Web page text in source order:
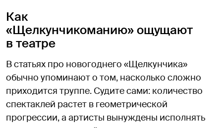
Как
«Щелкунчикоманию» ощущают
в театре
В статьях про новогоднего «Щелкунчика»
обычно упоминают о том, насколько сложно
приходится труппе. Судите сами: количество
спектаклей растет в геометрической
прогрессии, а артисты вынуждены исполнять